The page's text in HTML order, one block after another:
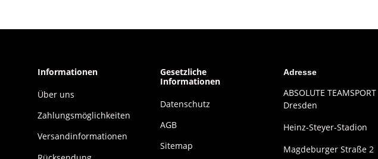
Informationen
Über uns
Zahlungsmöglichkeiten
Versandinformationen
Gesetzliche
Informationen
Datenschutz
AGB
Sitemap
Adresse
ABSOLUTE TEAMSPORT
Dresden
Heinz-Steyer-Stadion
Magdeburger Straße 2